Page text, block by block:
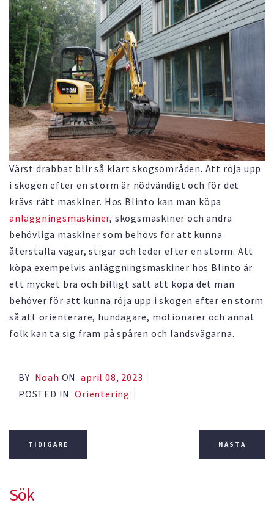
Värst drabbat blir så klart skogsområden. Att röja upp
i skogen efter en storm är nödvändigt och för det
krävs rätt maskiner. Hos Blinto kan man köpa
anläggningsmaskiner, skogsmaskiner och andra
behövliga maskiner som behövs för att kunna
återställa vägar, stigar och leder efter en storm. Att
köpa exempelvis anläggningsmaskiner hos Blinto är
ett mycket bra och billigt sätt att köpa det man
behöver för att kunna röja upp i skogen efter en storm
så att orienterare, hundägare, motionärer och annat
folk kan ta sig fram på spåren och landsvägarna.
BY Noah ON April 08, 2023
POSTED IN Orientering
TIDIGARE NÄSTA
Sök